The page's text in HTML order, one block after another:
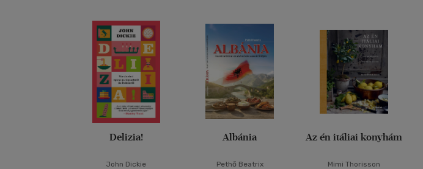
Delizia!
John Dickie
Albánia
Pethő Beatrix
Az én itáliai konyhám
Mimi Thorisson